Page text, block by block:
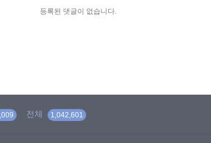
등록된 댓글이 없습니다.
전체 1,042,601